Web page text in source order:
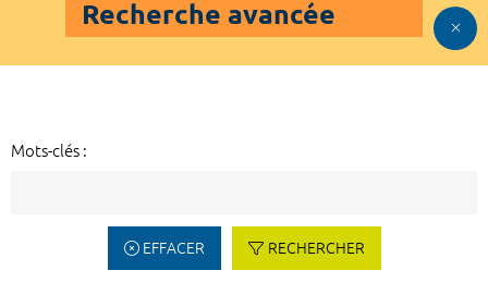
Recherche avancée
Mots-clés :
EFFACER RECHERCHER